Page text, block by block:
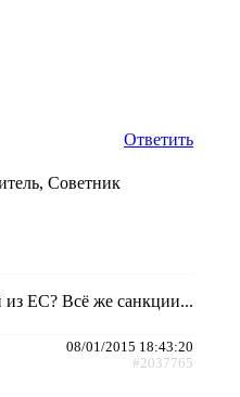
Ответить
Советник
из ЕС? Всё же санкции...
08/01/2015 18:43:20
#2037765